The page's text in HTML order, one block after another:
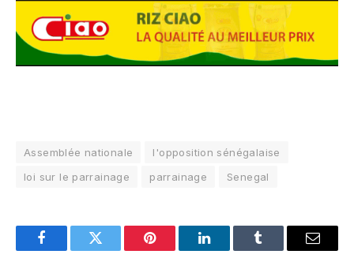
Assemblée nationale
l'opposition sénégalaise
loi sur le parrainage
parrainage Senegal
FacebookTwitter Pinterest LinkedInTumblr Email